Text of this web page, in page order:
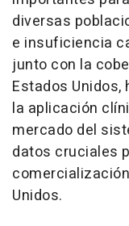
diversas
e insuficiencia
junto con la
Estados
la aplicación
mercado del
datos cruciales
Unidos.